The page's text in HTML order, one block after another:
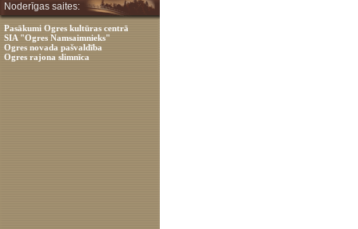
Noderīgas saites:
Pasākumi Ogres kultūras centrā
SIA "Ogres Namsaimnieks"
Ogres novada pašvaldība
Ogres rajona slimnīca